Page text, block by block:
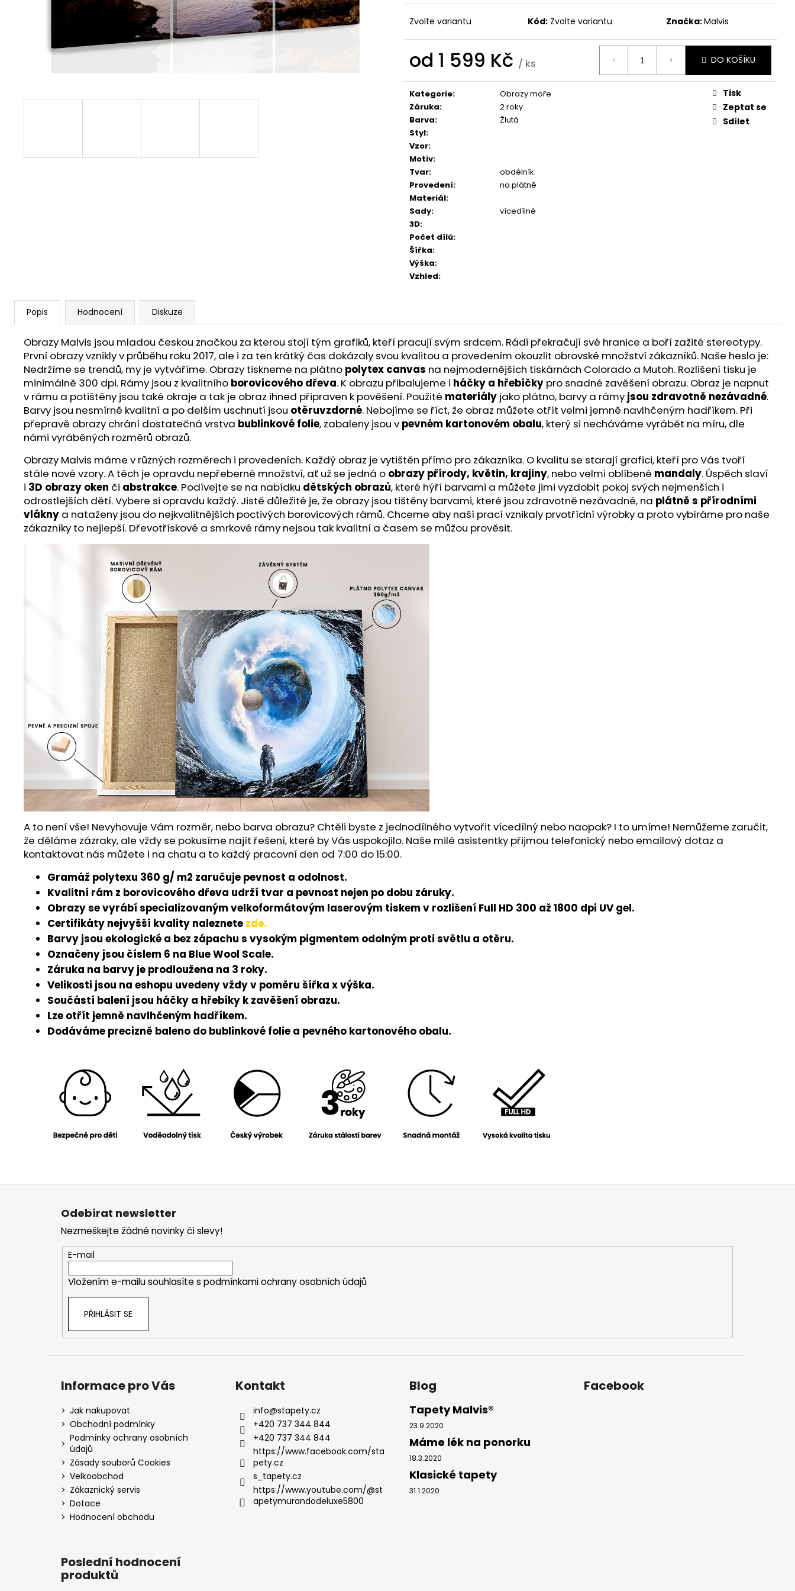
Zvolte variantu Kód: Zvolte variantu Značka:Malvis
od 1 599 Kč / ks
cena:
DO KOŠÍKU
Kategorie:
Obrazy moře
Záruka:
2 roky
Barva:
Žlutá
Styl:
Vzor:
Motiv:
Tvar:
obdélník
Provedení:
na plátně
Materiál:
Sady:
vícedílné
3D:
Počet dílů:
Šířka:
Výška:
Vzhled:
Tisk
Zeptat se
Sdílet
Popis Hodnocení Diskuze
Obrazy Malvis jsou mladou českou značkou za kterou stojí tým grafiků, kteří pracují svým srdcem. Rádi překračují své hranice a boří zažité stereotypy.
První obrazy vznikly v průběhu roku 2017, ale i za ten krátký čas dokázaly svou kvalitou a provedením okouzlit obrovské množství zákazníků. Naše heslo je:
Nedržíme se trendů, my je vytváříme. Obrazy tiskneme na plátno polytex canvas na nejmodernějších tiskárnách Colorado a Mutoh. Rozlišení tisku je
minimálně 300 dpi. Rámy jsou z kvalitního borovicového dřeva. K obrazu přibalujeme i háčky a hřebíčky pro snadné zavěšení obrazu. Obraz je napnut
v rámu a potištěny jsou také okraje a tak je obraz ihned připraven k pověšení. Použité materiály jako plátno, barvy a rámy jsou zdravotně nezávadné.
Barvy jsou nesmírně kvalitní a po delším uschnutí jsou otěruvzdorné. Nebojíme se říct, že obraz můžete otřít velmi jemně navlhčeným hadříkem. Při
přepravě obrazy chrání dostatečná vrstva bublinkové folie, zabaleny jsou v pevném kartonovém obalu, který si necháváme vyrábět na míru, dle
námi vyráběných rozměrů obrazů.
Obrazy Malvis máme v různých rozměrech i provedeních. Každý obraz je vytištěn přímo pro zákazníka. O kvalitu se starají grafici, kteří pro Vás tvoří
stále nové vzory. A těch je opravdu nepřeberné množství, ať už se jedná o obrazy přírody, květin, krajiny, nebo velmi oblíbené mandaly. Úspěch slaví
i 3D obrazy oken či abstrakce. Podívejte se na nabídku dětských obrazů, které hýří barvami a můžete jimi vyzdobit pokoj svých nejmenších i
odrostlejších dětí. Vybere si opravdu každý. Jistě důležité je, že obrazy jsou tištěny barvami, které jsou zdravotně nezávadné, na plátně s přírodními
vlákny a nataženy jsou do nejkvalitnějších poctivých borovicových rámů. Chceme aby naší prací vznikaly prvotřídní výrobky a proto vybíráme pro naše
zákazníky to nejlepší. Dřevotřískové a smrkové rámy nejsou tak kvalitní a časem se můžou prověsit.
A to není vše! Nevyhovuje Vám rozměr, nebo barva obrazu? Chtěli byste z jednodílného vytvořit vícedílný nebo naopak? I to umíme! Nemůžeme zaručit,
že děláme zázraky, ale vždy se pokusíme najít řešení, které by Vás uspokojilo. Naše milé asistentky přijmou telefonický nebo emailový dotaz a
kontaktovat nás můžete i na chatu a to každý pracovní den od 7:00 do 15:00.
Gramáž polytexu 360 g/ m2 zaručuje pevnost a odolnost.
Kvalitní rám z borovicového dřeva udrží tvar a pevnost nejen po dobu záruky.
Obrazy se vyrábí specializovaným velkoformátovým laserovým tiskem v rozlišení Full HD 300 až 1800 dpi UV gel.
Certifikáty nejvyšší kvality naleznete zde.
Barvy jsou ekologické a bez zápachu s vysokým pigmentem odolným proti světlu a otěru.
Označeny jsou číslem 6 na Blue Wool Scale.
Záruka na barvy je prodloužena na 3 roky.
Velikosti jsou na eshopu uvedeny vždy v poměru šířka x výška.
Součástí balení jsou háčky a hřebíky k zavěšení obrazu.
Lze otřít jemně navlhčeným hadříkem.
Dodáváme precizně baleno do bublinkové folie a pevného kartonového obalu.
1 599 Kč
1 599 Kč
1 599 Kč
Odebírat newsletter
Nezmeškejte žádné novinky či slevy!
E-mail
Vložením e-mailu souhlasíte s podmínkami ochrany osobních údajů
PŘIHLÁSIT SE
Informace pro Vás
Jak nakupovat
Obchodní podmínky
Podmínky ochrany osobních
údajů
Zásady souborů Cookies
Velkoobchod
Zákaznický servis
Dotace
Hodnocení obchodu
Kontakt
info@stapety.cz
+420 737 344 844
+420 737 344 844
https://www.facebook.com/sta
pety.cz
s_tapety.cz
https://www.youtube.com/@st
apetymurandodeluxe5800
Blog
Tapety Malvis®
23.9.2020
Máme lék na ponorku
18.3.2020
Klasické tapety
31.1.2020
Facebook
Poslední hodnocení
produktů